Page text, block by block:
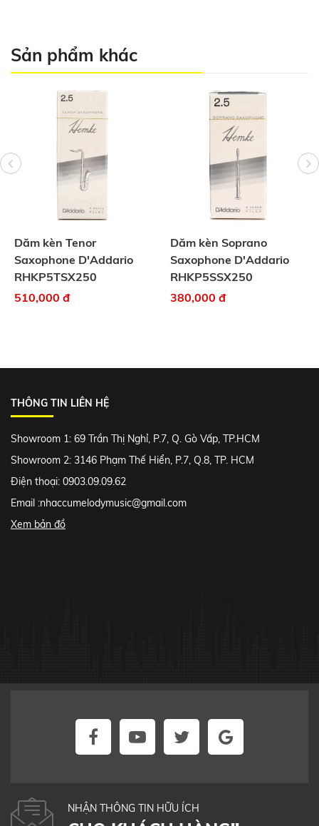
Sản phẩm khác
Dăm kèn Tenor
Saxophone D'Addario
RHKP5TSX250
510,000 đ
Dăm kèn Soprano
Saxophone D'Addario
RHKP5SSX250
380,000 đ
THÔNG TIN LIÊN HỆ
Showroom 1: 69 Trần Thị Nghỉ, P.7, Q. Gò Vấp, TP.HCM
Showroom 2: 3146 Phạm Thế Hiển, P.7, Q.8, TP. HCM
Điện thoại: 0903.09.09.62
Email :nhaccumelodymusic@gmail.com
Xem bản đồ
NHẬN THÔNG TIN HỮU ÍCH